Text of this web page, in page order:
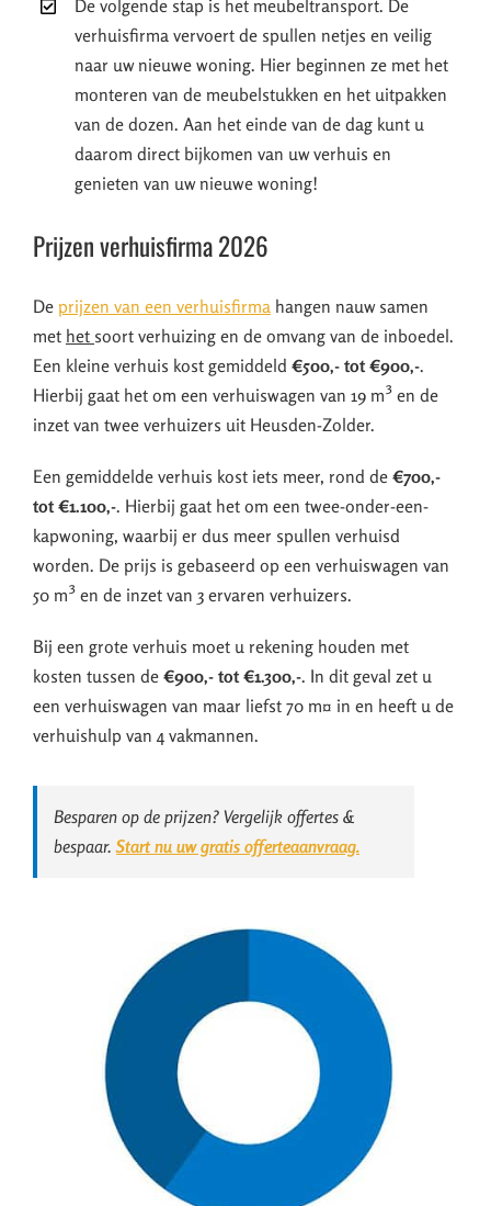
De volgende stap is het meubeltransport. De
verhuisfirma vervoert de spullen netjes en veilig
naar uw nieuwe woning. Hier beginnen ze met het
monteren van de meubelstukken en het uitpakken
van de dozen. Aan het einde van de dag kunt u
daarom direct bijkomen van uw verhuis en
genieten van uw nieuwe woning!
Prijzen verhuisfirma 2026
De prijzen van een verhuisfirma hangen nauw samen
met het soort verhuizing en de omvang van de inboedel.
Een kleine verhuis kost gemiddeld €500,- tot €900,-.
Hierbij gaat het om een verhuiswagen van 19 m³ en de
inzet van twee verhuizers uit Heusden-Zolder.
Een gemiddelde verhuis kost iets meer, rond de €700,-
tot €1.100,-. Hierbij gaat het om een twee-onder-een-
kapwoning, waarbij er dus meer spullen verhuisd
worden. De prijs is gebaseerd op een verhuiswagen van
50 m³ en de inzet van 3 ervaren verhuizers.
Bij een grote verhuis moet u rekening houden met
kosten tussen de €900,- tot €1.300,-. In dit geval zet u
een verhuiswagen van maar liefst 70 m¤ in en heeft u de
verhuishulp van 4 vakmannen.
Besparen op de prijzen? Vergelijk offertes &
bespaar.Start nu uw gratis offerteaanvraag.